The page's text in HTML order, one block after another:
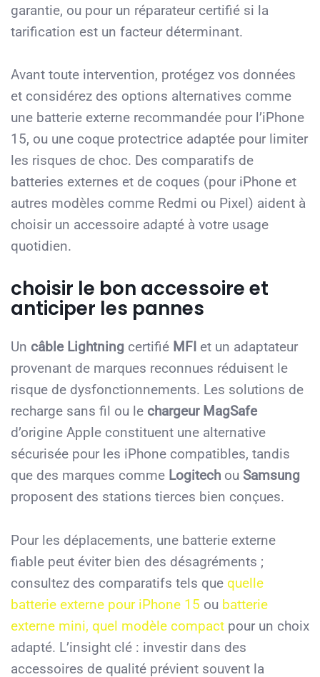
garantie, ou pour un réparateur certifié si la
tarification est un facteur déterminant.
Avant toute intervention, protégez vos données
et considérez des options alternatives comme
une batterie externe recommandée pour l’iPhone
15, ou une coque protectrice adaptée pour limiter
les risques de choc. Des comparatifs de
batteries externes et de coques (pour iPhone et
autres modèles comme Redmi ou Pixel) aident à
choisir un accessoire adapté à votre usage
quotidien.
choisir le bon accessoire et
anticiper les pannes
Un câble Lightning certifié MFI et un adaptateur
provenant de marques reconnues réduisent le
risque de dysfonctionnements. Les solutions de
recharge sans fil ou le chargeur MagSafe
d’origine Apple constituent une alternative
sécurisée pour les iPhone compatibles, tandis
que des marques comme Logitech ou Samsung
proposent des stations tierces bien conçues.
Pour les déplacements, une batterie externe
fiable peut éviter bien des désagréments ;
consultez des comparatifs tels que quelle
batterie externe pour iPhone 15 ou batterie
externe mini, quel modèle compact pour un choix
adapté. L’insight clé : investir dans des
accessoires de qualité prévient souvent la